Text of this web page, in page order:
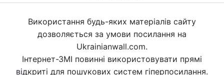
Використання будь-яких матеріалів сайту
дозволяється за умови посилання на
Ukrainianwall.com.
Інтернет-ЗМІ повинні використовувати прямі
відкриті для пошукових систем гіперпосилання.